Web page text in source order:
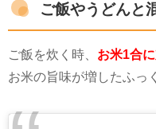
ご飯やうどんと
ご飯を炊く時、 お米1合
お米の旨味が増したふっ